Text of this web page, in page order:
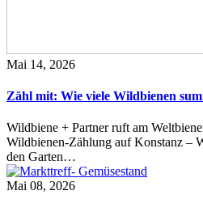
Mai 14, 2026
Zähl mit: Wie viele Wildbienen
Wildbiene + Partner ruft am
Wildbienen-Zählung auf Konstanz –
den Garten…
Mai 08, 2026